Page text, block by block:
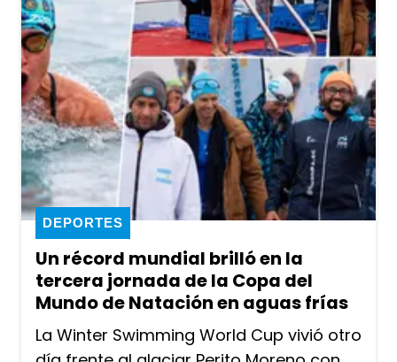
Un récord mundial brilló en la
tercera jornada de la Copa del
Mundo de Natación en aguas frías
DEPORTES
La Winter Swimming World Cup vivió otro